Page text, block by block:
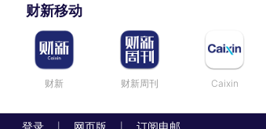
财新移动
财新 财新周刊 Caixin
登录 网页版 订阅电邮